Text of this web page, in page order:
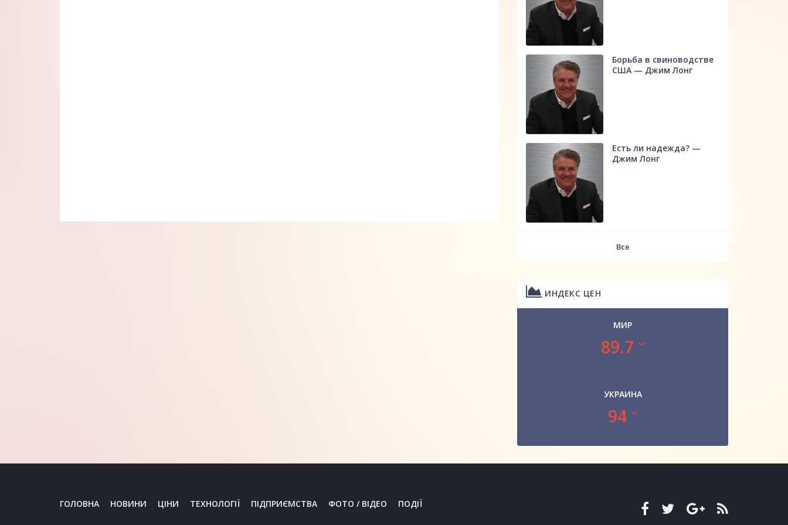
Борьба в свиноводстве
США — Джим Лонг
Есть ли надежда? —
Джим Лонг
Все
ИНДЕКС ЦЕН
МИР
89.7
УКРАИНА
94
ГОЛОВНА НОВИНИ ЦІНИ ТЕХНОЛОГІЇ ПІДПРИЄМСТВА ФОТО / ВІДЕО ПОДІЇ